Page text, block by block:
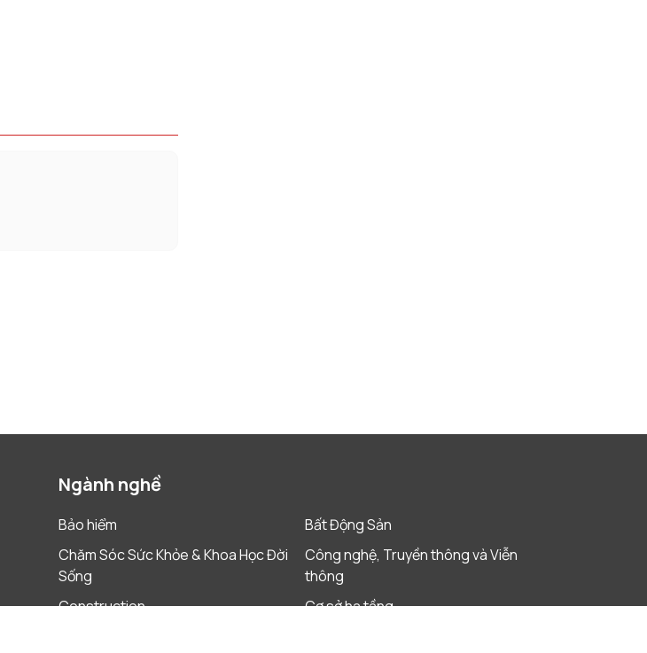
Ngành nghề
Bảo hiểm
Bất Động Sản
Chăm Sóc Sức Khỏe & Khoa Học Đời
Sống
Công nghệ, Truyền thông và Viễn
thông
Construction
Cơ sở hạ tầng